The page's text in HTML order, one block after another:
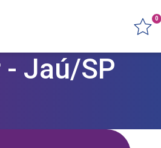
0
Jaú/SP